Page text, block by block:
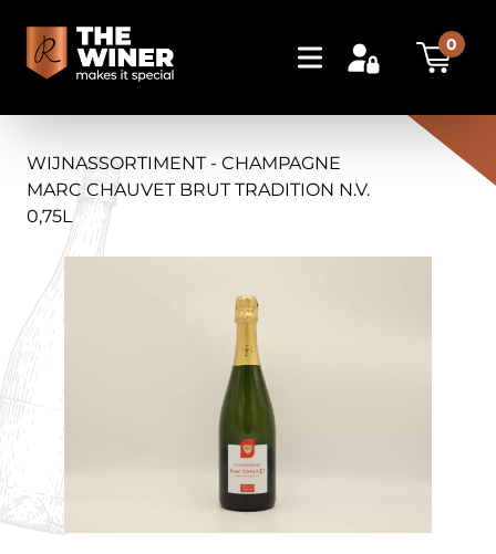
0
WIJNASSORTIMENT - CHAMPAGNE
MARC CHAUVET BRUT TRADITION N.V.
0,75L